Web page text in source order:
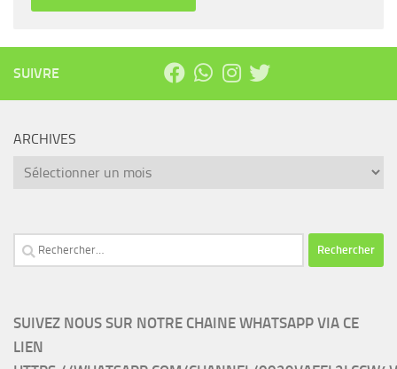
SUIVRE
ARCHIVES
Archives
Rechercher :
SUIVEZ NOUS SUR NOTRE CHAINE WHATSAPP VIA CE
LIEN